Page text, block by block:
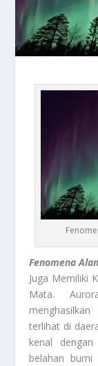
Fenomena
Juga Memiliki
Mata.
terlihat di
kenal
belahan